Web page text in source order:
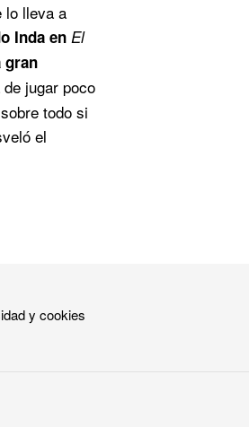
lo lleva a
Inda en El
gran
jugar poco
todo si
el
y cookies​